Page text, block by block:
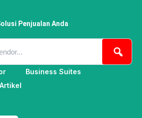
Penjualan Anda
Business Suites
Artikel